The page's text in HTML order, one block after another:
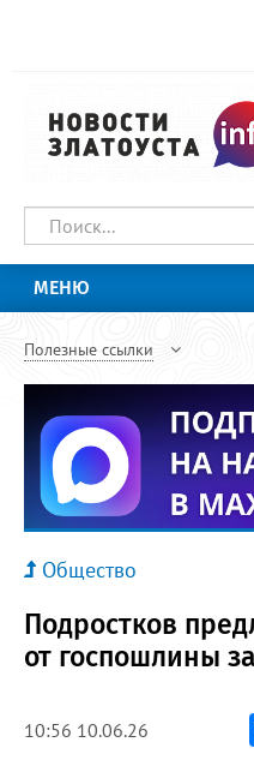
МЕНЮ
Полезные ссылки
Общество
Подростков
от госпошлины
10:56 10.06.26